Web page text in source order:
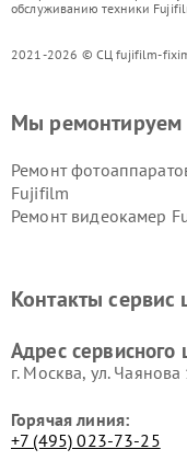
обслуживанию техники
2021-2026 © СЦ fujifilm-
Мы ремонтируем
Ремонт
Fujifilm
Ремонт видеокамер
Контакты сервис
Адрес
г. Москва, ул. Чаянова
Горячая линия:
+7 (495) 023-73-25